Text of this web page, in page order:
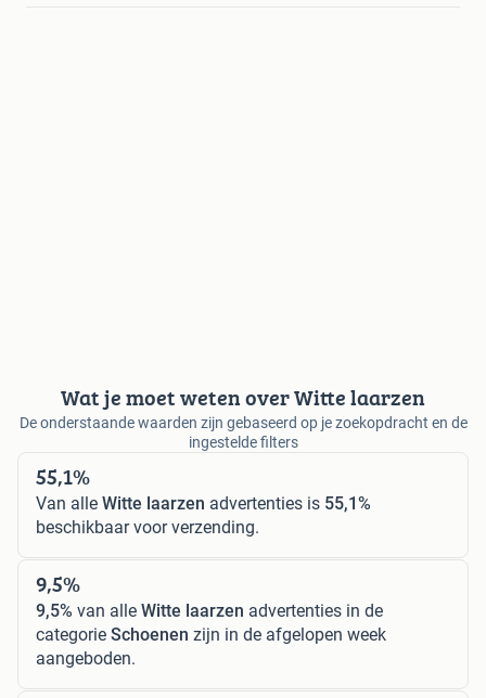
Wat je moet weten over Witte laarzen
De onderstaande waarden zijn gebaseerd op je zoekopdracht en de
ingestelde filters
55,1%
Van alle Witte laarzen advertenties is 55,1%
beschikbaar voor verzending.
9,5%
9,5% van alle Witte laarzen advertenties in de
categorie Schoenen zijn in de afgelopen week
aangeboden.